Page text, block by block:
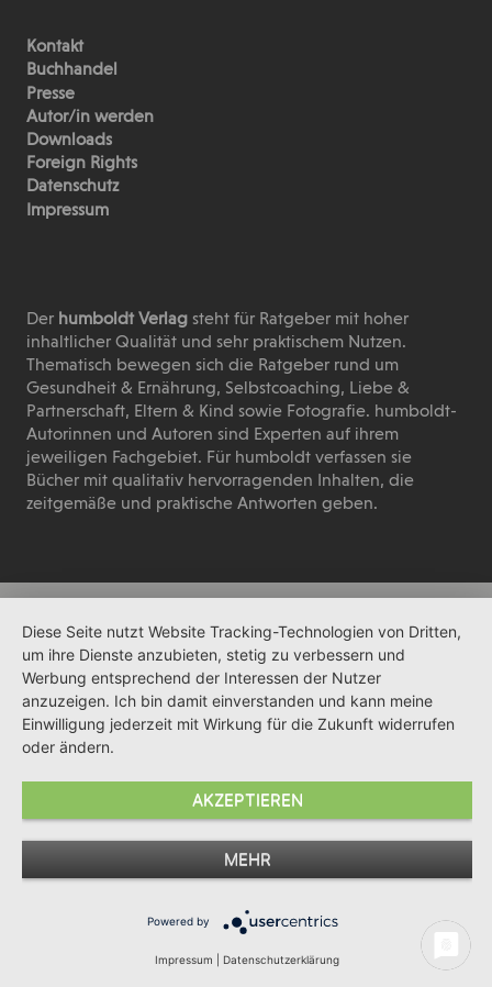
Kontakt
Buchhandel
Presse
Autor/in werden
Downloads
Foreign Rights
Datenschutz
Impressum
Derhumboldt Verlag steht für Ratgeber mit hoher
inhaltlicher Qualität und sehr praktischem Nutzen.
Thematisch bewegen sich die Ratgeber rund um
Gesundheit & Ernährung, Selbstcoaching, Liebe &
Partnerschaft, Eltern & Kind sowie Fotografie. humboldt-
Autorinnen und Autoren sind Experten auf ihrem
jeweiligen Fachgebiet. Für humboldt verfassen sie
Bücher mit qualitativ hervorragenden Inhalten, die
zeitgemäße und praktische Antworten geben.
Diese Seite nutzt Website Tracking-Technologien von Dritten,
um ihre Dienste anzubieten, stetig zu verbessern und
Werbung entsprechend der Interessen der Nutzer
anzuzeigen. Ich bin damit einverstanden und kann meine
Einwilligung jederzeit mit Wirkung für die Zukunft widerrufen
oder ändern.
AKZEPTIEREN
MEHR
Powered by
Impressum Datenschutzerklärung